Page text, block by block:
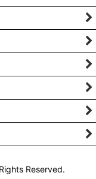
Reserved.